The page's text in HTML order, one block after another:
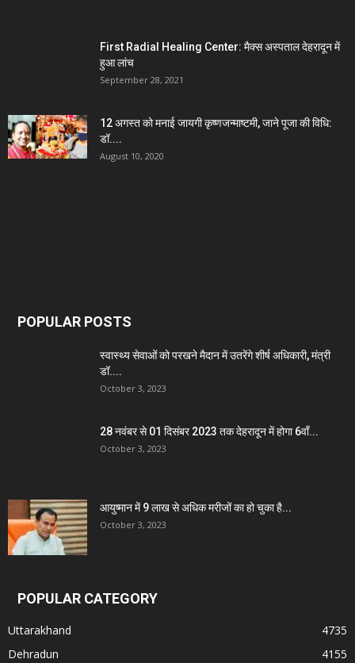
First Radial Healing Center: मैक्स अस्पताल देहरादून में
हुआ लांच
September 28, 2021
12 अगस्त को मनाई जायगी कृष्णजन्माष्टमी, जाने पूजा की विधि:
डॉ....
August 10, 2020
POPULAR POSTS
स्वास्थ्य सेवाओं को परखने मैदान में उतरेंगे शीर्ष अधिकारी, मंत्री
डॉ....
October 3, 2023
28 नवंबर से 01 दिसंबर 2023 तक देहरादून में होगा 6वाँ...
October 3, 2023
आयुष्मान में 9 लाख से अधिक मरीजों का हो चुका है...
October 3, 2023
POPULAR CATEGORY
Uttarakhand
4735
Dehradun
4155